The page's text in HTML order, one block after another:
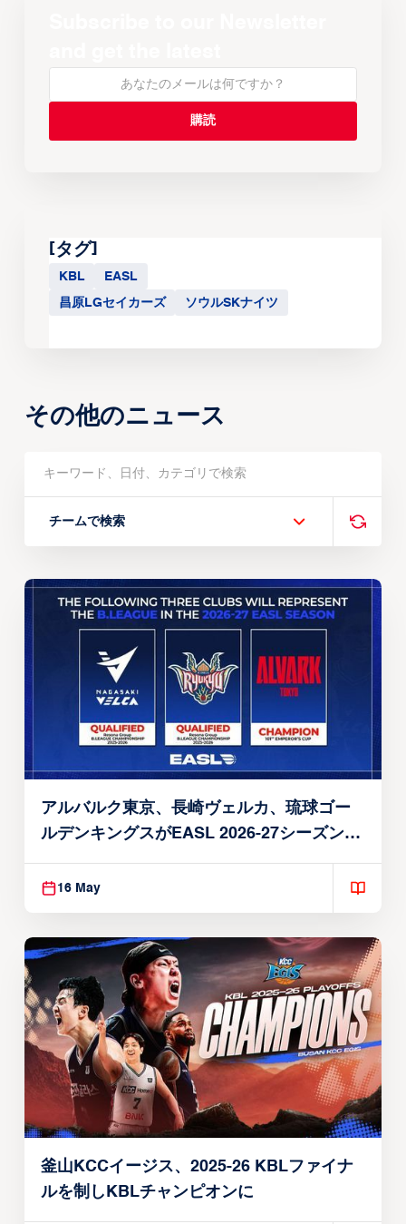
[タグ]
KBL EASL
昌原LGセイカーズ ソウルSKナイツ
その他のニュース
チームで検索
アルバルク東京、長崎ヴェルカ、琉球ゴー
ルデンキングスがEASL 2026-27シーズン出
場権を獲得
16 May
釜山KCCイージス、2025-26 KBLファイナ
ルを制しKBLチャンピオンに